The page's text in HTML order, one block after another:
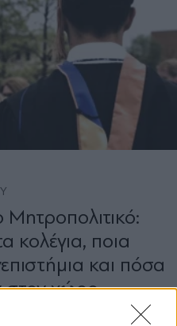
Μητροπολιτικό:
κολέγια, ποια
και πόσα
στον χώρο